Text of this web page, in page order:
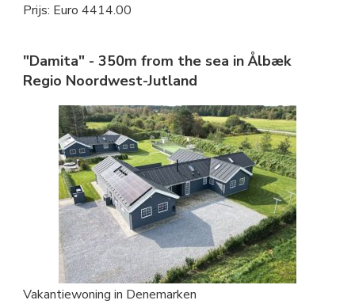
Prijs: Euro 4414.00
"Damita" - 350m from the sea in Ålbæk
Regio Noordwest-Jutland
Vakantiewoning in Denemarken